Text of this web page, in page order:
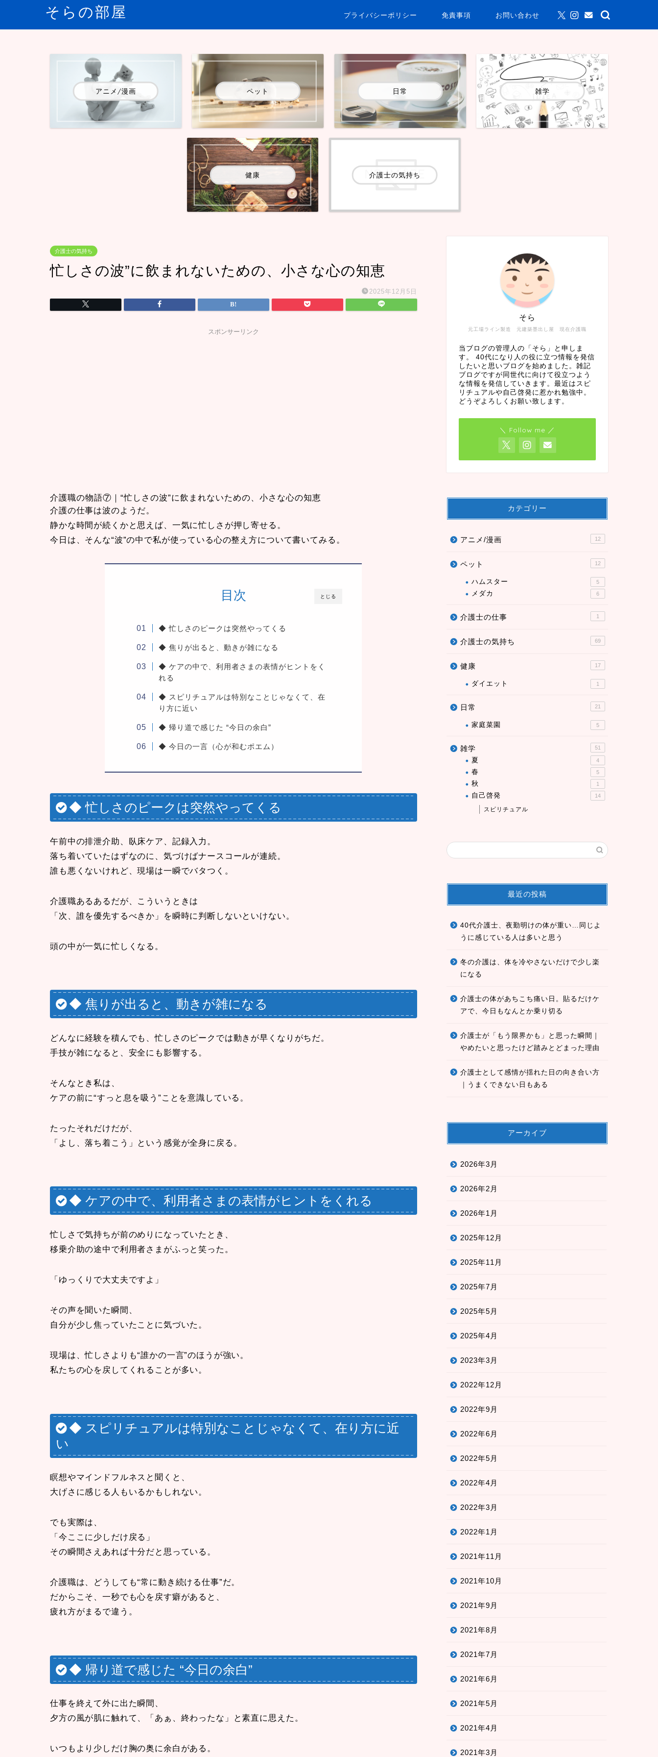
そらの部屋 プライバシーポリシー 免責事項 お問い合わせ
アニメ/漫画 ペット 日常 雑学
健康 介護士の気持ち
介護士の気持ち
忙しさの波”に飲まれないための、小さな心の知恵
2025年12月5日
スポンサーリンク
介護職の物語⑦｜“忙しさの波”に飲まれないための、小さな心の知恵
介護の仕事は波のようだ。
静かな時間が続くかと思えば、一気に忙しさが押し寄せる。
今日は、そんな“波”の中で私が使っている心の整え方について書いてみる。
とじる
目次
◆ 忙しさのピークは突然やってくる
◆ 焦りが出ると、動きが雑になる
◆ ケアの中で、利用者さまの表情がヒントをく
れる
◆ スピリチュアルは特別なことじゃなくて、在
り方に近い
◆ 帰り道で感じた “今日の余白”
◆ 今日の一言（心が和むポエム）
◆ 忙しさのピークは突然やってくる
午前中の排泄介助、臥床ケア、記録入力。
落ち着いていたはずなのに、気づけばナースコールが連続。
誰も悪くないけれど、現場は一瞬でバタつく。
介護職あるあるだが、こういうときは
「次、誰を優先するべきか」
を瞬時に判断しないといけない。
頭の中が一気に忙しくなる。
◆ 焦りが出ると、動きが雑になる
どんなに経験を積んでも、忙しさのピークでは動きが早くなりがちだ。
手技が雑になると、安全にも影響する。
そんなとき私は、
ケアの前に“すっと息を吸う” ことを意識している。
たったそれだけだが、
「よし、落ち着こう」という感覚が全身に戻る。
◆ ケアの中で、利用者さまの表情がヒントをくれる
忙しさで気持ちが前のめりになっていたとき、
移乗介助の途中で利用者さまがふっと笑った。
「ゆっくりで大丈夫ですよ」
その声を聞いた瞬間、
自分が少し焦っていたことに気づいた。
現場は、忙しさよりも“誰かの一言”のほうが強い。
私たちの心を戻してくれることが多い。
◆ スピリチュアルは特別なことじゃなくて、在り方に近
い
瞑想やマインドフルネスと聞くと、
大げさに感じる人もいるかもしれない。
でも実際は、
「今ここに少しだけ戻る」
その瞬間さえあれば十分だと思っている。
介護職は、どうしても“常に動き続ける仕事”だ。
だからこそ、一秒でも心を戻す癖があると、
疲れ方がまるで違う。
◆ 帰り道で感じた “今日の余白”
仕事を終えて外に出た瞬間、
夕方の風が肌に触れて、「あぁ、終わったな」と素直に思えた。
いつもより少しだけ胸の奥に余白がある。
元工場ライン製造 元建築墨出し屋 現在介護職
そら
当ブログの管理人の「そら」と申しま
す。 40代になり人の役に立つ情報を発信
したいと思いブログを始めました。雑記
ブログですが同世代に向けて役立つよう
な情報を発信していきます。最近はスピ
リチュアルや自己啓発に惹かれ勉強中。
どうぞよろしくお願い致します。
＼ Follow me ／
カテゴリー
アニメ/漫画 12
ペット 12
ハムスター 5
メダカ 6
介護士の仕事 1
介護士の気持ち 69
健康 17
ダイエット 1
日常 21
家庭菜園 5
雑学 51
夏 4
春 5
秋 1
自己啓発 14
スピリチュアル
最近の投稿
40代介護士、夜勤明けの体が重い…同じよ
うに感じている人は多いと思う
冬の介護は、体を冷やさないだけで少し楽
になる
介護士の体があちこち痛い日。貼るだけケ
アで、今日もなんとか乗り切る
介護士が「もう限界かも」と思った瞬間｜
やめたいと思ったけど踏みとどまった理由
介護士として感情が揺れた日の向き合い方
｜うまくできない日もある
アーカイブ
2026年3月
2026年2月
2026年1月
2025年12月
2025年11月
2025年7月
2025年5月
2025年4月
2023年3月
2022年12月
2022年9月
2022年6月
2022年5月
2022年4月
2022年3月
2022年1月
2021年11月
2021年10月
2021年9月
2021年8月
2021年7月
2021年6月
2021年5月
2021年4月
2021年3月